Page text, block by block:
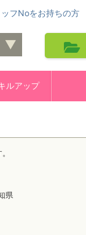
フNoをお持ちの方
ルアップ
県